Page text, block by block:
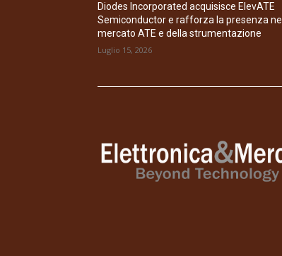
Diodes Incorporated acquisisce ElevATE
Semiconductor e rafforza la presenza nel
mercato ATE e della strumentazione
Luglio 15, 2026